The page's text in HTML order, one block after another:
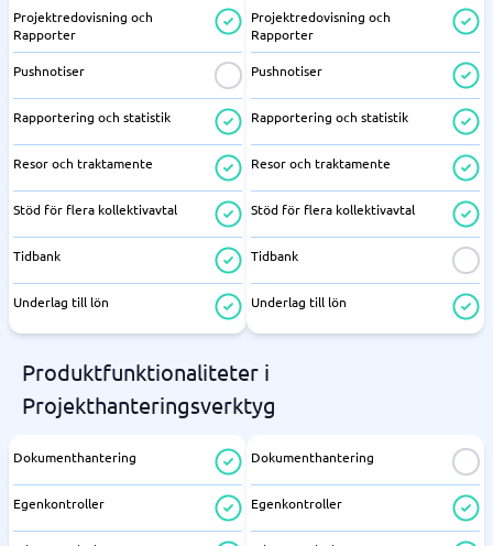
Projektredovisning och
Rapporter
Pushnotiser
Rapportering och statistik
Resor och traktamente
Stöd för flera kollektivavtal
Tidbank
Underlag till lön
Projektredovisning och
Rapporter
Pushnotiser
Rapportering och statistik
Resor och traktamente
Stöd för flera kollektivavtal
Tidbank
Underlag till lön
Produktfunktionaliteter i
Projekthanteringsverktyg
Dokumenthantering
Egenkontroller
Dokumenthantering
Egenkontroller